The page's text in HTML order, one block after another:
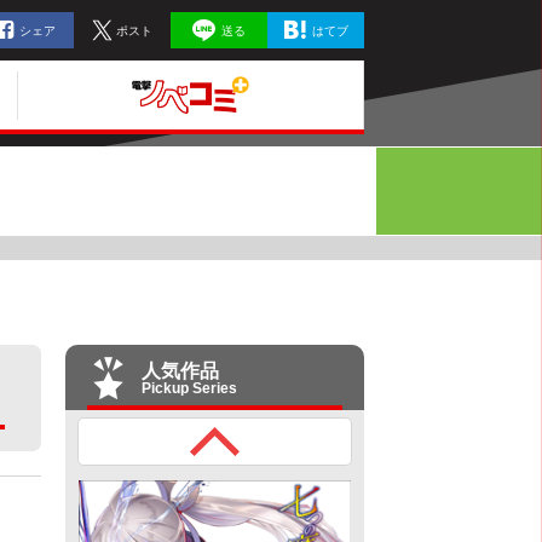
シェア ポスト 送る はてブ
人気作品
Pickup Series